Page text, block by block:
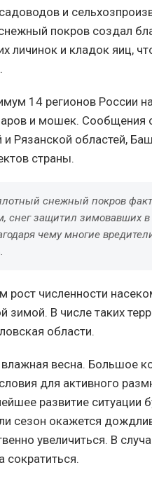
и
покров создал
личинок и кладок яиц,
14 регионов России
и мошек. Сообщения
Рязанской областей,
страны.
снежный покров
снег защитил зимовавших
чему многие
рост численности
зимой. В числе таких
области.
весна. Большое
для активного
развитие ситуации
сезон окажется
увеличиться. В
сократиться.